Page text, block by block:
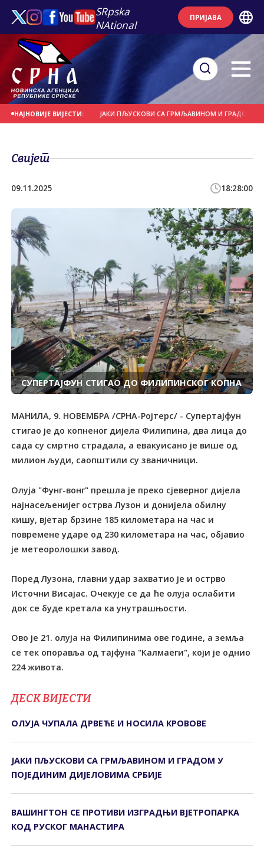
SRpska
NAtional
ПРИЈАВА
НАЈНОВИЈЕ ВИЈЕСТИ:
И НОСИЛА КРОВОВЕ ЈАКИ ПЉУСКОВИ СА ГРМЉАВИНОМ И ГРАДОМ У
Свијет
09.11.2025 18:28:00
СУПЕРТАЈФУН СТИГАО ДО ФИЛИПИНСКОГ КОПНА
МАНИЛА, 9. НОВЕМБРА /СРНА-Ројтерс/ - Супертајфун
стигао је до копненог дијела Филипина, два лица до
сада су смртно страдала, а евакуисано је више од
милион људи, саопштили су званичници.
Олуја "Фунг-вонг" прешла је преко сјеверног дијела
најнасељенијег острва Лузон и донијела обилну
кишу, вјетар брзине 185 километара на час и
повремене ударе од 230 километара на час, објавио
је метеоролошки завод.
Поред Лузона, главни удар захватио је и острво
Источни Висајас. Очекује се да ће олуја ослабити
док се буде кретала ка унутрашњости.
Ово је 21. олуја на Филипинима ове године, а земља
се тек опоравља од тајфуна "Калмаеги", који је однио
224 живота.
ДЕСК ВИЈЕСТИ
ОЛУЈА ЧУПАЛА ДРВЕЋЕ И НОСИЛА КРОВОВЕ
ЈАКИ ПЉУСКОВИ СА ГРМЉАВИНОМ И ГРАДОМ У
ПОЈЕДИНИМ ДИЈЕЛОВИМА СРБИЈЕ
ВАШИНГТОН СЕ ПРОТИВИ ИЗГРАДЊИ ВЈЕТРОПАРКА
КОД РУСКОГ МАНАСТИРА